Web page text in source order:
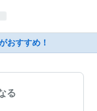
おすすめ！
る